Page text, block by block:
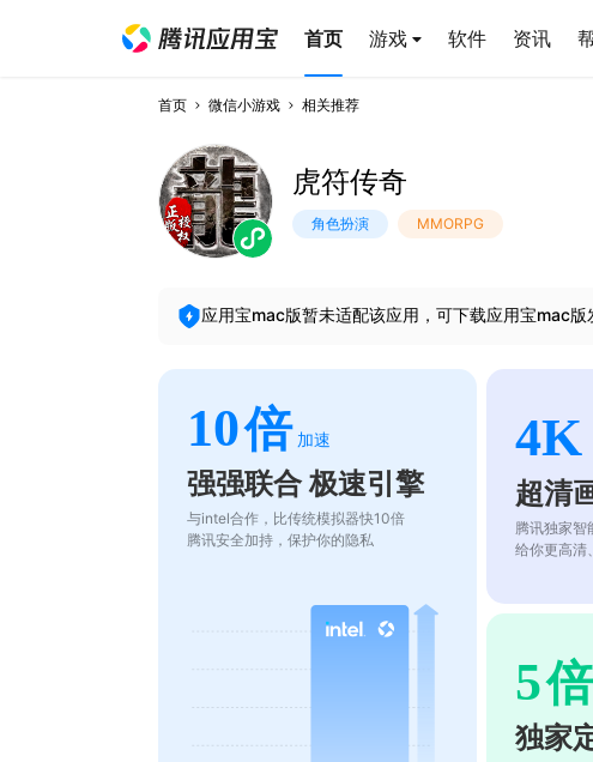
首页 游戏 软件 资讯
首页 微信小游戏 相关推荐
虎符传奇
角色扮演 MMORPG
应用宝mac版暂未适配该应用，可下载应用宝mac版
10倍 加速
强强联合 极速引擎
与intel合作，比传统模拟器快10倍
腾讯安全加持，保护你的隐私
4K
超清
腾讯独家智
给你更高清
5倍
独家